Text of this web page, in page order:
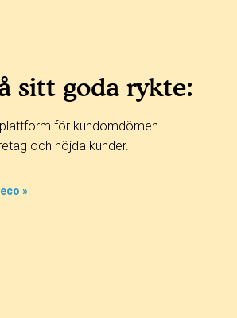
sitt goda rykte:
för kundomdömen.
och nöjda kunder.
»